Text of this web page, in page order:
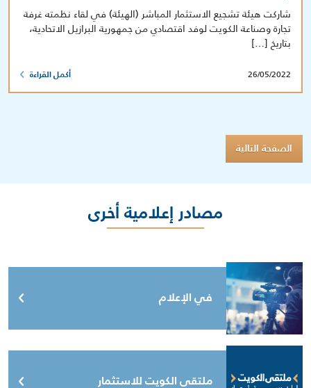
شاركت هيئة تشجيع الاستثمار المباشر (الهيئة) في لقاء نظمته غرفة
تجارة وصناعة الكويت لوفد اقتصادي من جمهورية البرازيل الاتحادية،
بتاريخ […]
26/05/2022 أكمل القراءة
الصفحة التالية
مصادر إعلامية أخرى
في الإعلام
ملتقى الكويت للاستثمار